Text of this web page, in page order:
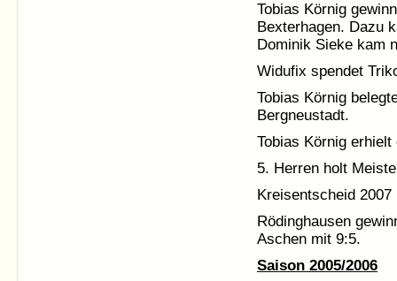
Tobias Körnig
Bexterhagen. Dazu
Dominik Sieke kam
Widufix spendet
Tobias Körnig
Bergneustadt.
Tobias Körnig
5. Herren holt
Kreisentscheid
Rödinghausen
Aschen mit 9:5.
Saison 2005/2006